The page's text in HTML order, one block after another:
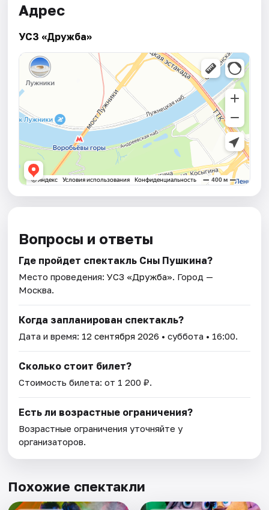
Адрес
УСЗ «Дружба»
Вопросы и ответы
Где пройдет спектакль Сны Пушкина?
Место проведения:УСЗ «Дружба». Город —
Москва.
Когда запланирован спектакль?
Дата и время: 12 сентября 2026 • суббота • 16:00.
Сколько стоит билет?
Стоимость билета: от 1 200 ₽.
Есть ли возрастные ограничения?
Возрастные ограничения уточняйте у
организаторов.
Похожие спектакли